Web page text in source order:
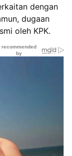
dengan
dugaan
oleh KPK.